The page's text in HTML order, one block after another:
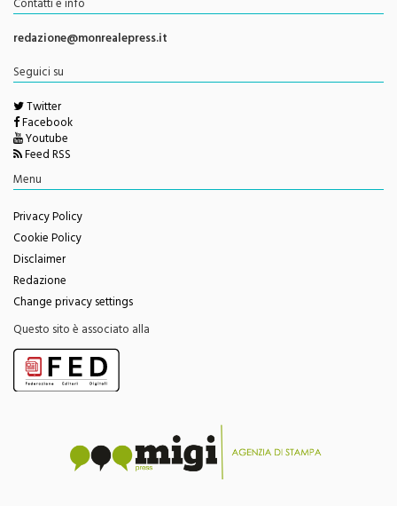
Direttore ResponsabileGiorgio Vaiana
Contatti e info
redazione@monrealepress.it
Seguici su
Twitter
Facebook
Youtube
Feed RSS
Privacy Policy
Cookie Policy
Disclaimer
Redazione
Change privacy settings
Questo sito è associato alla